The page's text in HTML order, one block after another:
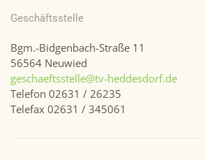
Geschäftsstelle
Bgm.-Bidgenbach-Straße 11
56564 Neuwied
geschaeftsstelle@tv-heddesdorf.de
Telefon 02631 / 26235
Telefax 02631 / 345061